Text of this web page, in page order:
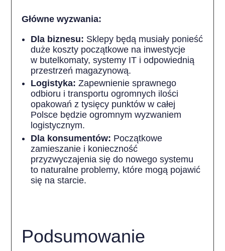
Główne wyzwania:
Dla biznesu: Sklepy będą musiały ponieść
duże koszty początkowe na inwestycje
w butelkomaty, systemy IT i odpowiednią
przestrzeń magazynową.
Logistyka: Zapewnienie sprawnego
odbioru i transportu ogromnych ilości
opakowań z tysięcy punktów w całej
Polsce będzie ogromnym wyzwaniem
logistycznym.
Dla konsumentów: Początkowe
zamieszanie i konieczność
przyzwyczajenia się do nowego systemu
to naturalne problemy, które mogą pojawić
się na starcie.
Podsumowanie